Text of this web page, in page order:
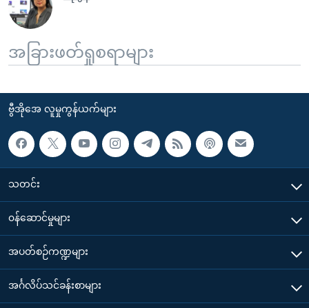
အခြားဖတ်ရှုစရာများ
ဗွီအိုအေ လူမှုကွန်ယက်များ
သတင်း
၀န်ဆောင်မှုများ
အပတ်စဉ်ကဏ္ဍများ
အင်္ဂလိပ်သင်ခန်းစာများ